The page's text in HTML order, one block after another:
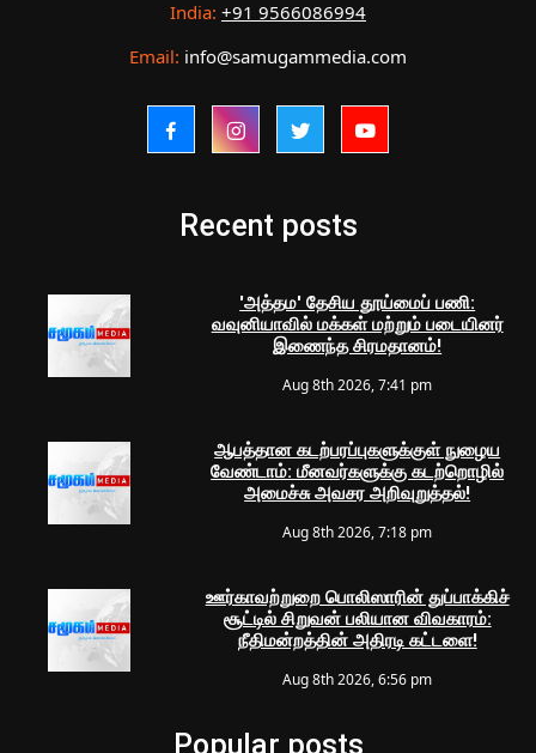
India: +91 9566086994
Email: info@samugammedia.com
Recent posts
'அத்தம' தேசிய தூய்மைப் பணி:
வவுனியாவில் மக்கள் மற்றும் படையினர்
இணைந்த சிரமதானம்!
Aug 8th 2026, 7:41 pm
ஆபத்தான கடற்பரப்புகளுக்குள் நுழைய
வேண்டாம்: மீனவர்களுக்கு கடற்றொழில்
அமைச்சு அவசர அறிவுறுத்தல்!
Aug 8th 2026, 7:18 pm
ஊர்காவற்றுறை பொலிஸாரின் துப்பாக்கிச்
சூட்டில் சிறுவன் பலியான விவகாரம்:
நீதிமன்றத்தின் அதிரடி கட்டளை!
Aug 8th 2026, 6:56 pm
Popular posts